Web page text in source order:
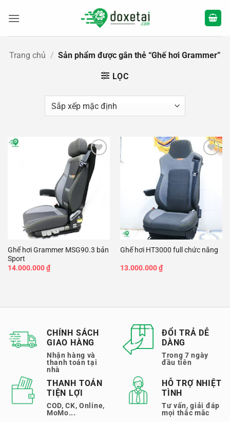
qua
Trang chủ / Sản phẩm được gắn thẻ “Ghế hơi Grammer”
LỌC
Add to
wishlist
Ghế hơi Grammer MSG90.3 bản
Sport
14.000.000₫
Add to
wishlist
Ghế hơi HT3000 full chức năng
13.000.000₫
CHÍNH SÁCH
GIAO HÀNG
Nhận hàng và
thanh toán tại
nhà
ĐỔI TRẢ DỄ
DÀNG
Trong 7 ngày
đầu tiên
THANH TOÁN
TIỆN LỢI
COD, CK, Online,
MoMo...
HỖ TRỢ NHIỆT
TÌNH
Tư vấn, giải đáp
mọi thắc mắc